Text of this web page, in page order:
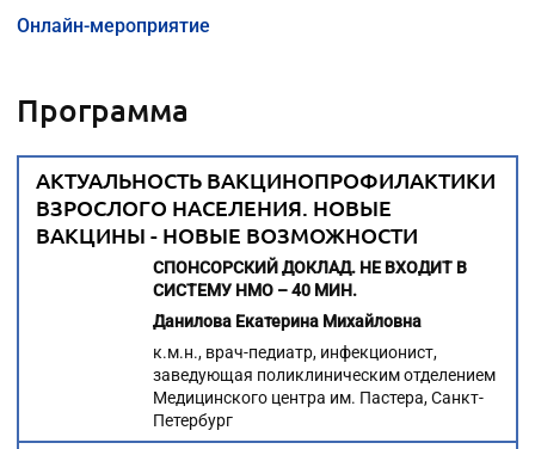
Онлайн-мероприятие
Программа
АКТУАЛЬНОСТЬ ВАКЦИНОПРОФИЛАКТИКИ
ВЗРОСЛОГО НАСЕЛЕНИЯ. НОВЫЕ
ВАКЦИНЫ - НОВЫЕ ВОЗМОЖНОСТИ
СПОНСОРСКИЙ ДОКЛАД. НЕ ВХОДИТ В
СИСТЕМУ НМО – 40 МИН.
Данилова Екатерина Михайловна
к.м.н., врач-педиатр, инфекционист,
заведующая поликлиническим отделением
Медицинского центра им. Пастера, Санкт-
Петербург